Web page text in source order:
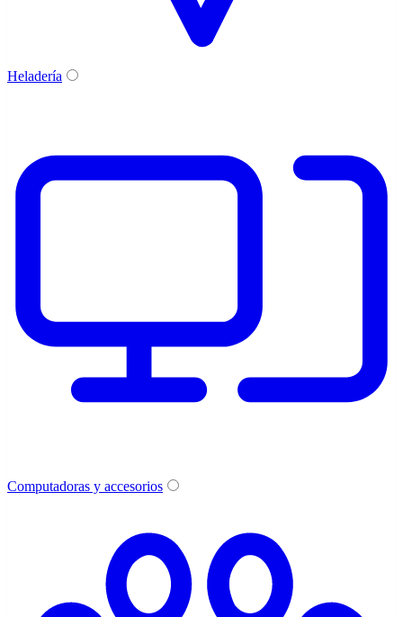
Heladería
Computadoras y accesorios